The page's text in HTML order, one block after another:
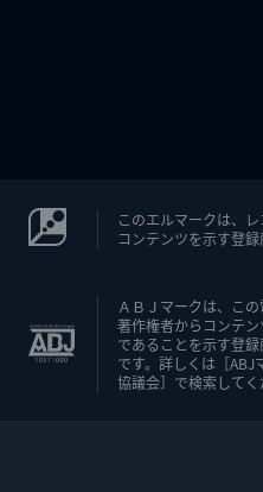
このエルマークは、
コンテンツを示す登
ＡＢＪマークは、こ
著作権者からコンテ
であることを示す登録
です。詳しくは［ABJ
協議会］で検索してく